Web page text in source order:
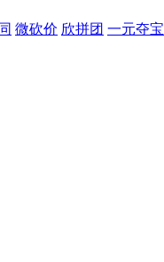
微砍价 欣拼团 一元夺宝